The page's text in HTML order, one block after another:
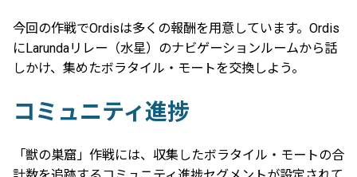
今回の作戦でOrdisは多くの報酬を用意しています。Ordis
にLarundaリレー（水星）のナビゲーションルームから話
しかけ、集めたボラタイル・モートを交換しよう。
コミュニティ進捗
「獣の巣窟」作戦には、収集したボラタイル・モートの合